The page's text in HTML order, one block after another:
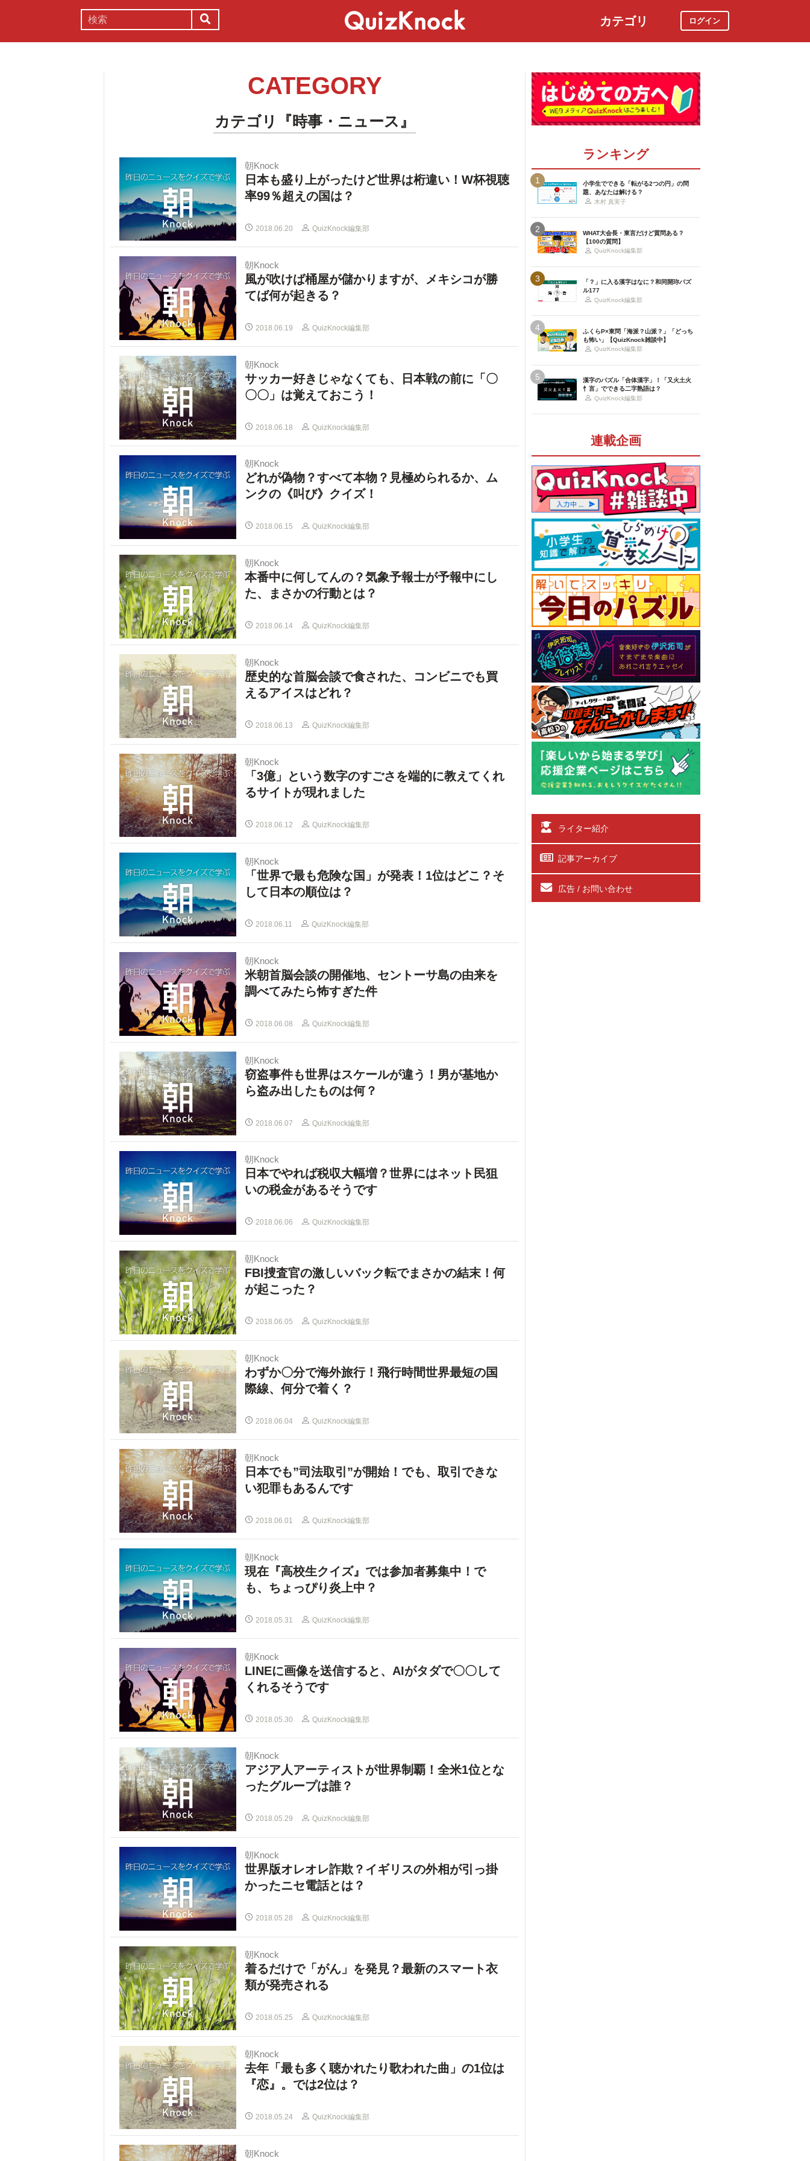
カテゴリ ログイン
CATEGORY
カテゴリ『時事・ニュース』
朝Knock
日本も盛り上がったけど世界は桁違い！W杯視聴
率99％超えの国は？
2018.06.20 QuizKnock編集部
朝Knock
風が吹けば桶屋が儲かりますが、メキシコが勝
てば何が起きる？
2018.06.19 QuizKnock編集部
朝Knock
サッカー好きじゃなくても、日本戦の前に「〇
〇〇」は覚えておこう！
2018.06.18 QuizKnock編集部
朝Knock
どれが偽物？すべて本物？見極められるか、ム
ンクの《叫び》クイズ！
2018.06.15 QuizKnock編集部
朝Knock
本番中に何してんの？気象予報士が予報中にし
た、まさかの行動とは？
2018.06.14 QuizKnock編集部
朝Knock
歴史的な首脳会談で食された、コンビニでも買
えるアイスはどれ？
2018.06.13 QuizKnock編集部
朝Knock
「3億」という数字のすごさを端的に教えてくれ
るサイトが現れました
2018.06.12 QuizKnock編集部
朝Knock
「世界で最も危険な国」が発表！1位はどこ？そ
して日本の順位は？
2018.06.11 QuizKnock編集部
朝Knock
米朝首脳会談の開催地、セントーサ島の由来を
調べてみたら怖すぎた件
2018.06.08 QuizKnock編集部
朝Knock
窃盗事件も世界はスケールが違う！男が基地か
ら盗み出したものは何？
2018.06.07 QuizKnock編集部
朝Knock
日本でやれば税収大幅増？世界にはネット民狙
いの税金があるそうです
2018.06.06 QuizKnock編集部
朝Knock
FBI捜査官の激しいバック転でまさかの結末！何
が起こった？
2018.06.05 QuizKnock編集部
朝Knock
わずか〇分で海外旅行！飛行時間世界最短の国
際線、何分で着く？
2018.06.04 QuizKnock編集部
朝Knock
日本でも”司法取引”が開始！でも、取引できな
い犯罪もあるんです
2018.06.01 QuizKnock編集部
朝Knock
現在『高校生クイズ』では参加者募集中！で
も、ちょっぴり炎上中？
2018.05.31 QuizKnock編集部
朝Knock
LINEに画像を送信すると、AIがタダで〇〇して
くれるそうです
2018.05.30 QuizKnock編集部
朝Knock
アジア人アーティストが世界制覇！全米1位とな
ったグループは誰？
2018.05.29 QuizKnock編集部
朝Knock
世界版オレオレ詐欺？イギリスの外相が引っ掛
かったニセ電話とは？
2018.05.28 QuizKnock編集部
朝Knock
着るだけで「がん」を発見？最新のスマート衣
類が発売される
2018.05.25 QuizKnock編集部
朝Knock
去年「最も多く聴かれたり歌われた曲」の1位は
『恋』。では2位は？
2018.05.24 QuizKnock編集部
朝Knock
ランキング
1
小学生でできる「転がる2つの円」の問
題、あなたは解ける？
木村 真実子
2
WHAT大会長・東言だけど質問ある？
【100の質問】
QuizKnock編集部
3
「？」に入る漢字はなに？和同開珎パズ
ル177
QuizKnock編集部
4
ふくらP×東問「海派？山派？」「どっち
も怖い」【QuizKnock雑談中】
QuizKnock編集部
5
漢字のパズル「合体漢字」！「又火土火
忄言」でできる二字熟語は？
QuizKnock編集部
連載企画
ライター紹介
記事アーカイブ
広告 / お問い合わせ